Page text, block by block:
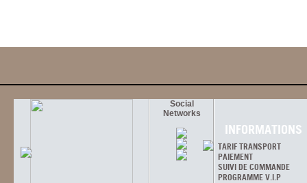
Social
Networks
INFORMATIONS
TARIF TRANSPORT
PAIEMENT
SUIVI DE COMMANDE
PROGRAMME V.I.P